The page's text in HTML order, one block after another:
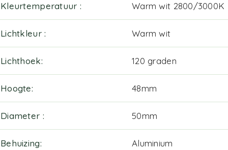
Kleurtemperatuur Warm wit 2800/3000K
Lichtkleur Warm wit
Lichthoek 120 graden
Hoogte 48mm
Diameter 50mm
Behuizing Aluminium